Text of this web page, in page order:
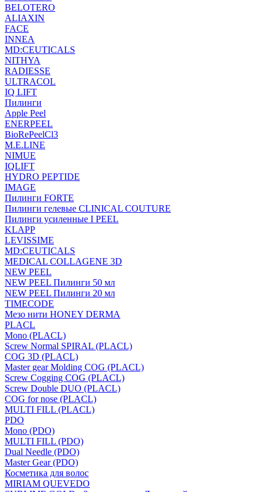
BELOTERO
ALIAXIN
FACE
INNEA
MD:CEUTICALS
NITHYA
RADIESSE
ULTRACOL
IQ LIFT
Пилинги
Apple Peel
ENERPEEL
BioRePeelCl3
M.E.LINE
NIMUE
IQLIFT
HYDRO PEPTIDE
IMAGE
Пилинги FORTE
Пилинги гелевые CLINICAL COUTURE
Пилинги усиленные I PEEL
KLAPP
LEVISSIME
MD:CEUTICALS
MEDICAL COLLAGENE 3D
NEW PEEL
NEW PEEL Пилинги 50 мл
NEW PEEL Пилинги 20 мл
TIMECODE
Мезо нити HONEY DERMA
PLACL
Mono (PLACL)
Screw Normal SPIRAL (PLACL)
COG 3D (PLACL)
Master gear Molding COG (PLACL)
Screw Cogging COG (PLACL)
Screw Double DUO (PLACL)
COG for nose (PLACL)
MULTI FILL (PLACL)
PDO
Mono (PDO)
MULTI FILL (PDO)
Dual Needle (PDO)
Master Gear (PDO)
Косметика для волос
MIRIAM QUEVEDO